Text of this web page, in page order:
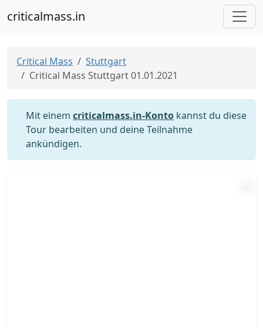
criticalmass.in
Critical Mass
Stuttgart
Critical Mass Stuttgart 01.01.2021
Mit einem criticalmass.in-Konto kannst du diese
Tour bearbeiten und deine Teilnahme
ankündigen.